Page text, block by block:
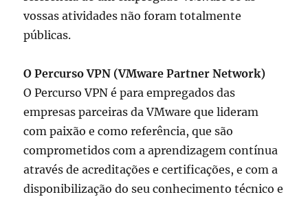
vossas atividades não foram totalmente
públicas.
O Percurso VPN (VMware Partner Network)
O Percurso VPN é para empregados das
empresas parceiras da VMware que lideram
com paixão e como referência, que são
comprometidos com a aprendizagem contínua
através de acreditações e certificações, e com a
disponibilização do seu conhecimento técnico e